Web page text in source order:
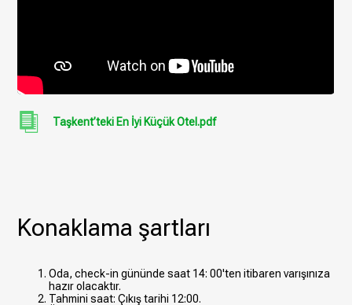
Taşkent’teki En İyi Küçük Otel.pdf
Konaklama şartları
Oda, check-in gününde saat 14: 00'ten itibaren varışınıza
hazır olacaktır.
Tahmini saat: Çıkış tarihi 12:00.